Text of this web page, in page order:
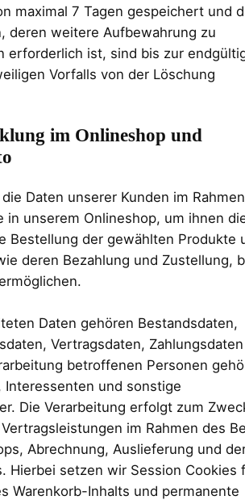
maximal 7 Tagen gespeichert und
deren weitere Aufbewahrung zu
erforderlich ist, sind bis zur
Vorfalls von der Löschung
im Onlineshop und
Daten unserer Kunden im
in unserem Onlineshop, um ihnen
Bestellung der gewählten Produkte
deren Bezahlung und Zustellung,
Daten gehören Bestandsdaten,
Vertragsdaten,
betroffenen Personen
Interessenten und sonstige
Die Verarbeitung erfolgt zum
im Rahmen des
Abrechnung, Auslieferung und
Hierbei setzen wir Session Cookies
Warenkorb-Inhalts und permanente